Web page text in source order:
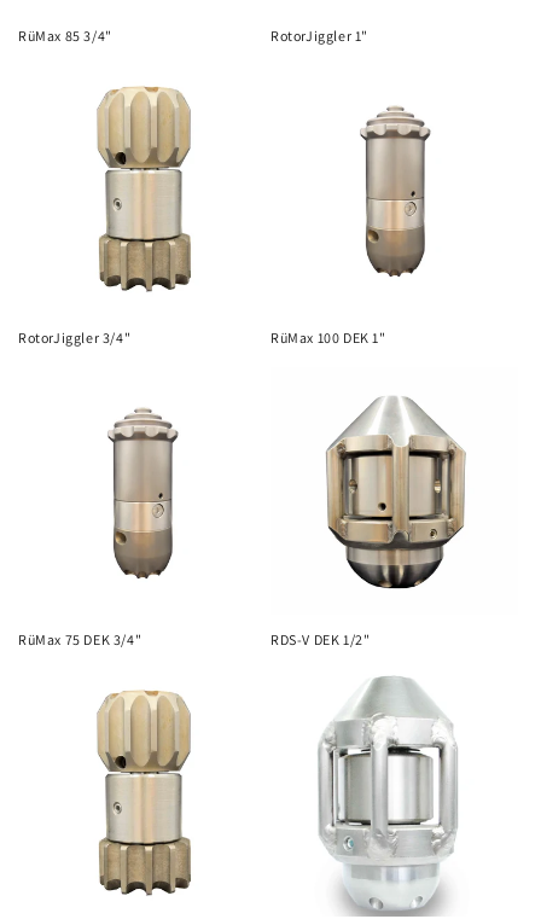
RüMax 85 3/4" RotorJiggler 1"
RotorJiggler 3/4" RüMax 100 DEK 1"
RüMax 75 DEK 3/4" RDS-V DEK 1/2"